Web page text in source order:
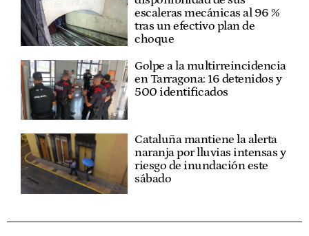
escaleras mecánicas al 96 %
tras un efectivo plan de
choque
Golpe a la multirreincidencia
en Tarragona: 16 detenidos y
500 identificados
Cataluña mantiene la alerta
naranja por lluvias intensas y
riesgo de inundación este
sábado